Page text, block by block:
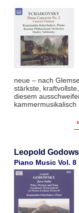
neue – nach
stärkste,
diesem
kammermusikalisch
Leopold
Piano Music Vol. 8